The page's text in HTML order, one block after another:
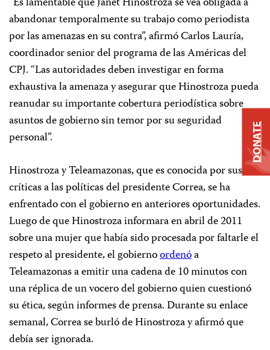
abandonar temporalmente su trabajo como periodista
por las amenazas en su contra”, afirmó Carlos Lauría,
coordinador senior del programa de las Américas del
CPJ. “Las autoridades deben investigar en forma
exhaustiva la amenaza y asegurar que Hinostroza pueda
reanudar su importante cobertura periodística sobre
asuntos de gobierno sin temor por su seguridad
personal”.
Hinostroza y Teleamazonas, que es conocida por sus
críticas a las políticas del presidente Correa, se ha
enfrentado con el gobierno en anteriores oportunidades.
Luego de que Hinostroza informara en abril de 2011
sobre una mujer que había sido procesada por faltarle el
respeto al presidente, el gobiernoordenóa
Teleamazonas a emitir una cadena de 10 minutos con
una réplica de un vocero del gobierno quien cuestionó
su ética, según informes de prensa. Durante su enlace
semanal, Correa se burló de Hinostroza y afirmó que
debía ser ignorada.
DONATE